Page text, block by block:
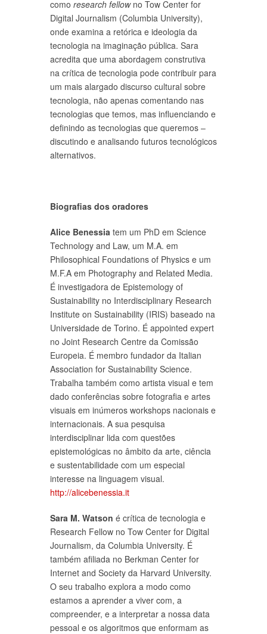
como research fellowno Tow Center for
Digital Journalism (Columbia University),
onde examina a retórica e ideologia da
tecnologia na imaginação pública. Sara
acredita que uma abordagem construtiva
na crítica de tecnologia pode contribuir para
um mais alargado discurso cultural sobre
tecnologia, não apenas comentando nas
tecnologias que temos, mas influenciando e
definindo as tecnologias que queremos –
discutindo e analisando futuros tecnológicos
alternativos.
Biografias dos oradores
Alice Benessia tem um PhD em Science
Technology and Law, um M.A. em
Philosophical Foundations of Physics e um
M.F.A em Photography and Related Media.
É investigadora de Epistemology of
Sustainability no Interdisciplinary Research
Institute on Sustainability (IRIS) baseado na
Universidade de Torino. É appointed expert
no Joint Research Centre da Comissão
Europeia. É membro fundador da Italian
Association for Sustainability Science.
Trabalha também como artista visual e tem
dado conferências sobre fotografia e artes
visuais em inúmeros workshops nacionais e
internacionais. A sua pesquisa
interdisciplinar lida com questões
epistemológicas no âmbito da arte, ciência
e sustentabilidade com um especial
interesse na linguagem visual.
http://alicebenessia.it
Sara M. Watson é crítica de tecnologia e
Research Fellow no Tow Center for Digital
Journalism, da Columbia University. É
também afiliada no Berkman Center for
Internet and Society da Harvard University.
O seu trabalho explora a modo como
estamos a aprender a viver com, a
compreender, e a interpretar a nossa data
pessoal e os algoritmos que enformam as